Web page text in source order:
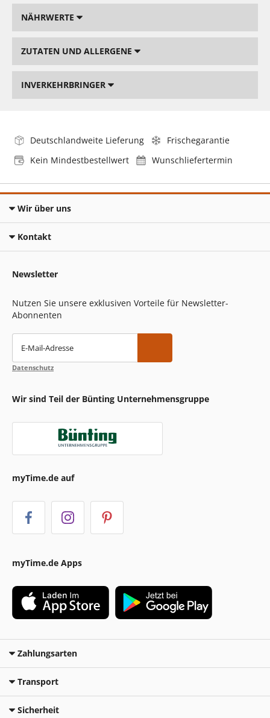
NÄHRWERTE
ZUTATEN UND ALLERGENE
INVERKEHRBRINGER
Deutschlandweite Lieferung
Frischegarantie
Kein Mindestbestellwert
Wunschliefertermin
Wir über uns
Kontakt
Newsletter
Nutzen Sie unsere exklusiven Vorteile für Newsletter-
Abonnenten
E-Mail-Adresse
Datenschutz
Wir sind Teil der Bünting Unternehmensgruppe
myTime.de auf
myTime.de Apps
Zahlungsarten
Transport
Sicherheit